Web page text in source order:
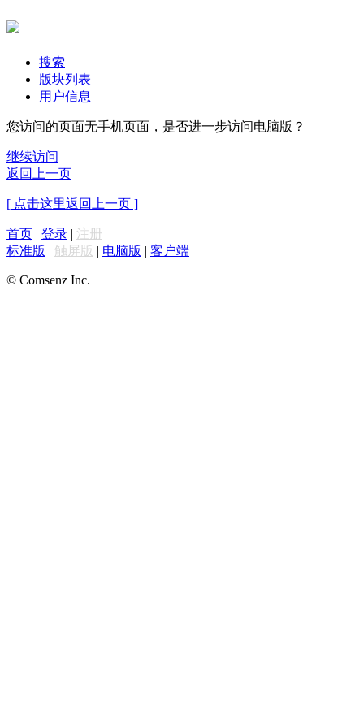
搜索
版块列表
用户信息
您访问的页面无手机页面，是否进一步访问电脑版？
继续访问
返回上一页
[ 点击这里返回上一页 ]
首页 | 登录 | 注册
标准版 | 触屏版 | 电脑版 | 客户端
© Comsenz Inc.